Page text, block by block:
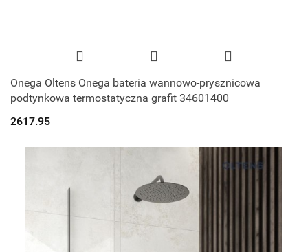
Onega Oltens Onega bateria wannowo-prysznicowa
podtynkowa termostatyczna grafit 34601400
2617.95